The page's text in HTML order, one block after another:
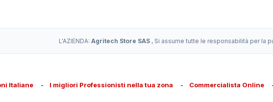
L'AZIENDA: Agritech Store SAS , Si assume tutte le responsabilità per la
Italiane - I migliori Professionisti nella tua zona - Commercialista Online